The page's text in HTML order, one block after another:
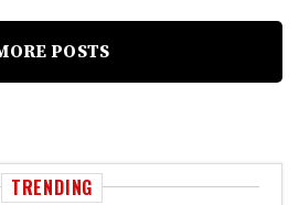
POSTS
TRENDING